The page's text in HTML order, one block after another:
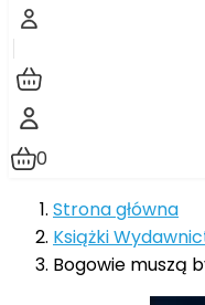
0
Strona główna
Książki
Bogowie muszą